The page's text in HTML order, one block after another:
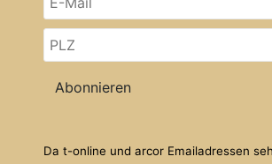
Abonnieren
Da t-online und arcor Emailadressen